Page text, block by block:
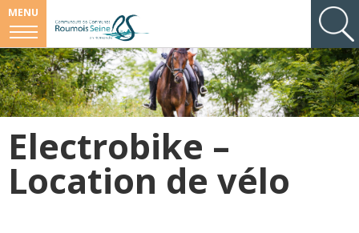
MENU
Electrobike –
Location de vélo